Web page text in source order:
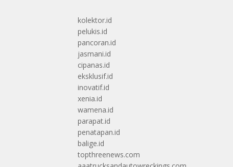
kolektor.id
pelukis.id
pancoran.id
jasmani.id
cipanas.id
eksklusif.id
inovatif.id
xenia.id
wamena.id
parapat.id
penatapan.id
balige.id
topthreenews.com